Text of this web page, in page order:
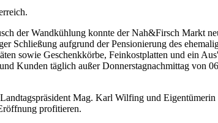
der Wandkühlung konnte der Nah&Firsch Markt
Schließung aufgrund der Pensionierung des
sowie Geschenkkörbe, Feinkostplatten und ein
Kunden täglich außer Donnerstagnachmittag von
Mag. Karl Wilfing und
profitieren.